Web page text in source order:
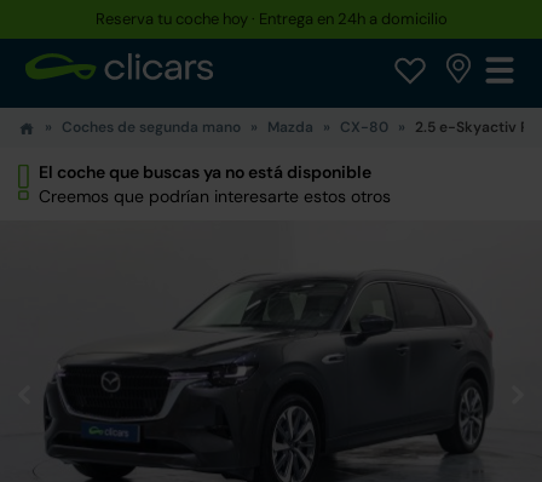
Reserva tu coche hoy · Entrega en 24h a domicilio
Coches de segunda mano Mazda CX-80 2.5 e-Skyactiv
El coche que buscas ya no está disponible
Creemos que podrían interesarte estos otros